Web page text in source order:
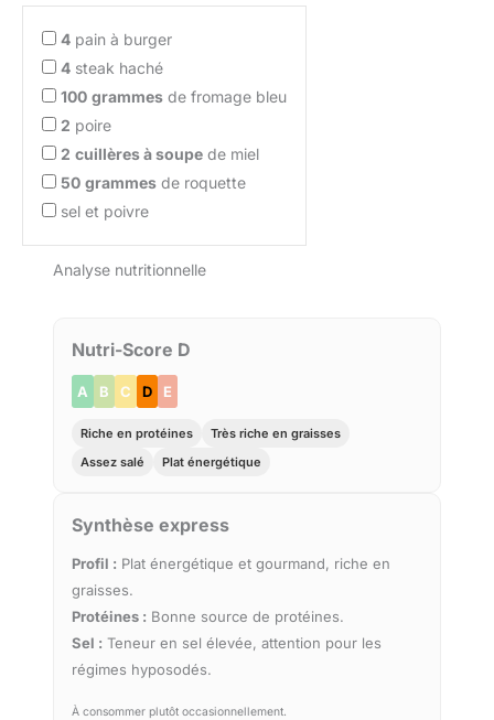
4 pain à burger
4 steak haché
100 grammes de fromage bleu
2 poire
2 cuillères à soupe de miel
50 grammes de roquette
sel et poivre
Analyse nutritionnelle
Nutri-Score D
A B C D E
Riche en protéines
Très riche en graisses
Assez salé
Plat énergétique
Synthèse express
Profil : Plat énergétique et gourmand, riche en
graisses.
Protéines : Bonne source de protéines.
Sel : Teneur en sel élevée, attention pour les
régimes hyposodés.
À consommer plutôt occasionnellement.